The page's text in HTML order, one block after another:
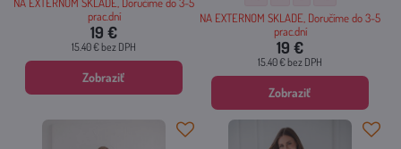
prac.dní
19 €
15.40 €bez DPH
Zobraziť
NA EXTERNOM SKLADE, Doručíme do 3-5
prac.dní
19 €
15.40 €bez DPH
Zobraziť